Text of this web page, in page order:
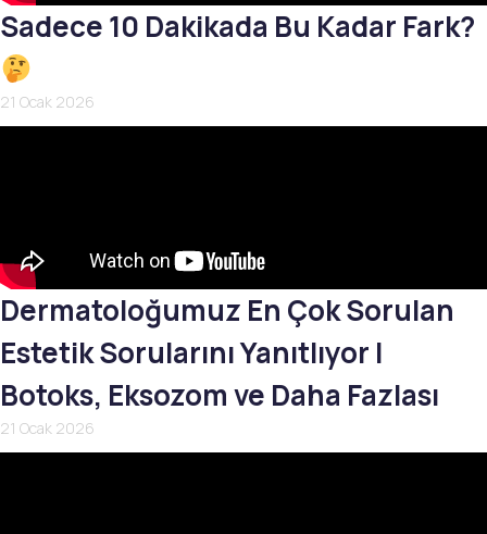
Sadece 10 Dakikada Bu Kadar Fark?
21 Ocak 2026
Dermatoloğumuz En Çok Sorulan
Estetik Sorularını Yanıtlıyor |
Botoks, Eksozom ve Daha Fazlası
21 Ocak 2026